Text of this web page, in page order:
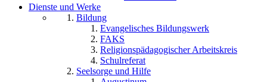
Dienste und Werke
Bildung
Evangelisches Bildungswerk
FAKS
Religionspädagogischer Arbeitskreis
Schulreferat
Seelsorge und Hilfe